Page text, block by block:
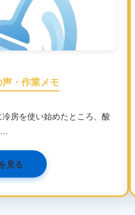
・作業メモ
房を使い始めたところ、酸
…
見る